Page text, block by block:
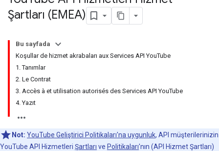
Şartları (EMEA)
Bu sayfada
Koşullar de hizmet akrabaları aux Services API YouTube
1. Tanımlar
2. Le Contrat
3. Accès à et utilisation autorisés des Services API YouTube
4. Yazıt
Not: YouTube Geliştirici Politikaları'na uygunluk, API müşterilerinizin
YouTube API Hizmetleri Şartları ve Politikaları'nın (API Hizmet Şartları)